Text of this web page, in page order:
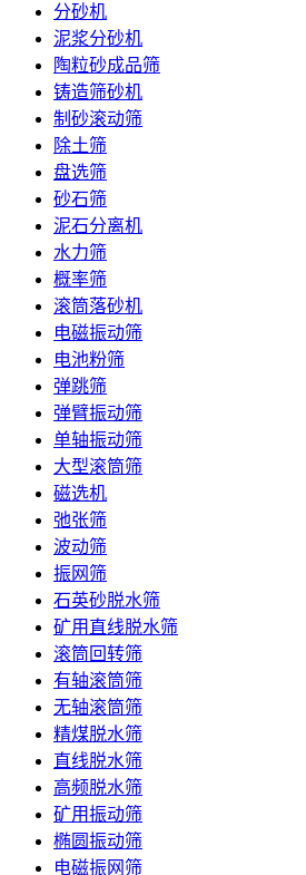
分砂机
泥浆分砂机
陶粒砂成品筛
铸造筛砂机
制砂滚动筛
除土筛
盘选筛
砂石筛
泥石分离机
水力筛
概率筛
滚筒落砂机
电磁振动筛
电池粉筛
弹跳筛
弹臂振动筛
单轴振动筛
大型滚筒筛
磁选机
弛张筛
波动筛
振网筛
石英砂脱水筛
矿用直线脱水筛
滚筒回转筛
有轴滚筒筛
无轴滚筒筛
精煤脱水筛
直线脱水筛
高频脱水筛
矿用振动筛
椭圆振动筛
电磁振网筛